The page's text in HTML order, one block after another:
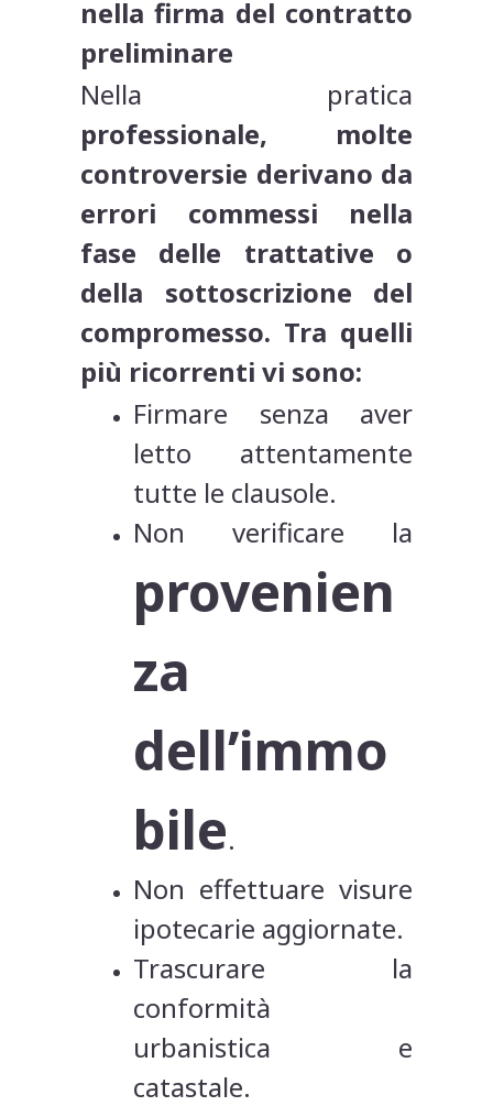
nella firma del contratto
preliminare
Nella pratica
professionale, molte
controversie derivano da
errori commessi nella
fase delle trattative o
della sottoscrizione del
compromesso. Tra quelli
più ricorrenti vi sono:
Firmare senza aver
letto attentamente
tutte le clausole.
Non verificare la
provenien
za
dell’immo
bile.
Non effettuare visure
ipotecarie aggiornate.
Trascurare la
conformità
urbanistica e
catastale.